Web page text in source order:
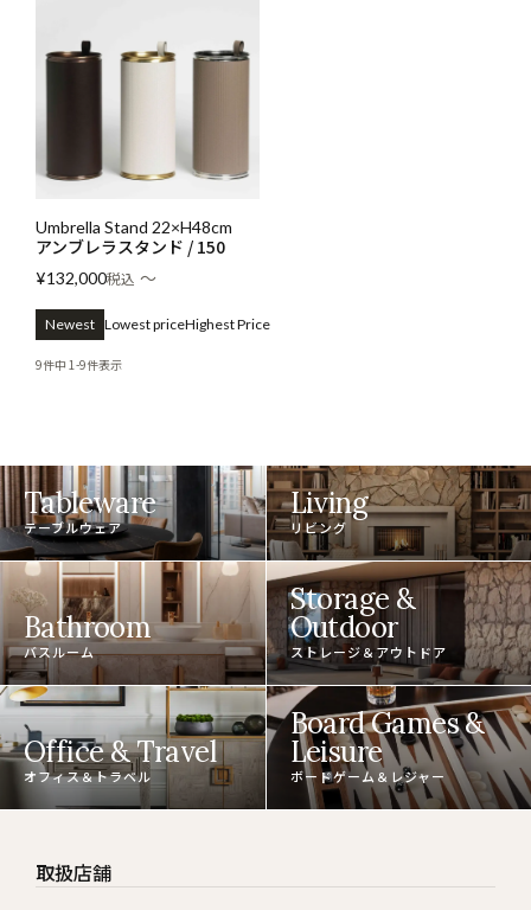
Umbrella Stand 22×H48cm
アンブレラスタンド / 150
¥132,000税込 〜
Newest Lowest priceHighest Price
9件中 1-9件表示
Tableware
テーブルウェア
Living
リビング
Bathroom
バスルーム
Storage &
Outdoor
ストレージ＆アウトドア
Office & Travel
オフィス＆トラベル
Board Games &
Leisure
ボードゲーム＆レジャー
取扱店舗